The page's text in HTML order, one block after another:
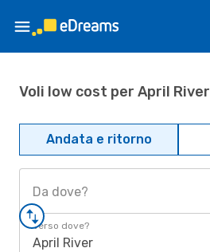
Voli low cost per April River
Andata e ritorno
Da dove?
Verso dove?
April River